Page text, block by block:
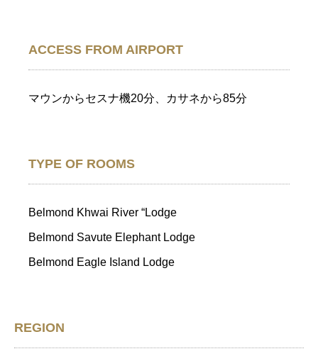
ACCESS FROM AIRPORT
マウンからセスナ機20分、カサネから85分
TYPE OF ROOMS
Belmond Khwai River “Lodge
Belmond Savute Elephant Lodge
Belmond Eagle Island Lodge
REGION